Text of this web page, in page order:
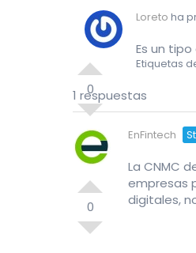
0
Loreto ha
Es un
Etiquetas
1 respuestas
0
EnFintech
La CNMC
empresas
digitales,